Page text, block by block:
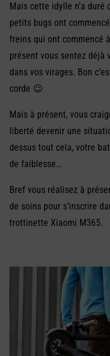
Mais cette idylle n’a
petits bugs ont
freins qui ont commencé
présent vous sentez déjà
dans vos virages. Bon
corde 😉
Mais à présent, vous
liberté devenir une
dessus tout cela, votre
de faiblesse…
Bref vous réalisez à
de soins pour s’inscrire
trottinette Xiaomi M365.